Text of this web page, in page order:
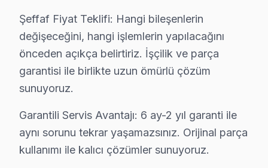
Piri Reis Hitachi Servis
Piri Reis mahallesi Hitachi TV servisi için ön
Piri Reis Hitachi Açılmıyor Arıza →
Saadetdere mahallesi Hitachi TV servisi için ön
Esenyurt TV Servis Merkezi →
Şeffaf Fiyat Teklifi: Hangi bileşenlerin
değişeceğini, hangi işlemlerin yapılacağını
önceden açıkça belirtiriz. İşçilik ve parça
garantisi ile birlikte uzun ömürlü çözüm
sunuyoruz.
Garantili Servis Avantajı: 6 ay-2 yıl garanti ile
aynı sorunu tekrar yaşamazsınız. Orijinal parça
kullanımı ile kalıcı çözümler sunuyoruz.